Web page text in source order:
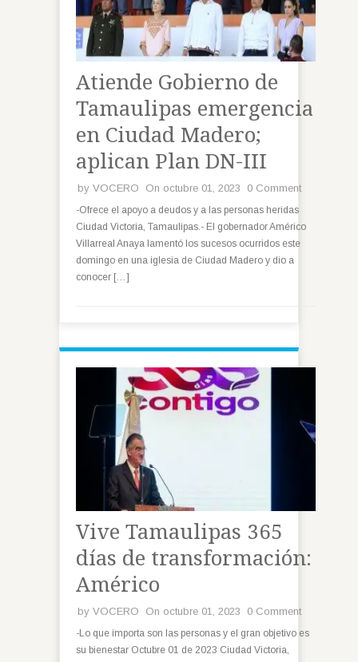
Atiende Gobierno de
Tamaulipas emergencia
en Ciudad Madero;
aplican Plan DN-III
by VOCERO On octubre 01, 2023 0 Comment
-Ofrece el apoyo a deudos y a las personas heridas
Ciudad Victoria, Tamaulipas.- El gobernador Américo
Villarreal Anaya lamentó los sucesos ocurridos este
domingo en una iglesia de Ciudad Madero y dio a
conocer […]
Vive Tamaulipas 365
días de transformación:
Américo
by VOCERO On octubre 01, 2023 0 Comment
-Lo que importa son las personas y el gran objetivo es
su bienestar Octubre 01 de 2023 Ciudad Victoria,